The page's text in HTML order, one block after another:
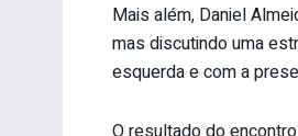
Mais além, Daniel
mas discutindo uma
esquerda e com a